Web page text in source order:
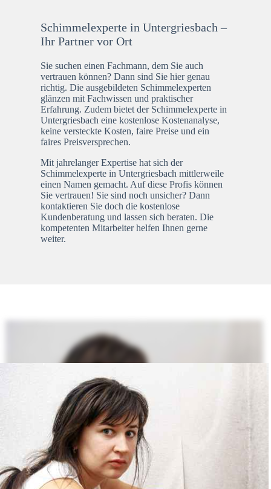
Schimmelexperte in Untergriesbach –
Ihr Partner vor Ort
Sie suchen einen Fachmann, dem Sie auch
vertrauen können? Dann sind Sie hier genau
richtig. Die ausgebildeten Schimmelexperten
glänzen mit Fachwissen und praktischer
Erfahrung. Zudem bietet der Schimmelexperte in
Untergriesbach eine kostenlose Kostenanalyse,
keine versteckte Kosten, faire Preise und ein
faires Preisversprechen.
Mit jahrelanger Expertise hat sich der
Schimmelexperte in Untergriesbach mittlerweile
einen Namen gemacht. Auf diese Profis können
Sie vertrauen! Sie sind noch unsicher? Dann
kontaktieren Sie doch die kostenlose
Kundenberatung und lassen sich beraten. Die
kompetenten Mitarbeiter helfen Ihnen gerne
weiter.